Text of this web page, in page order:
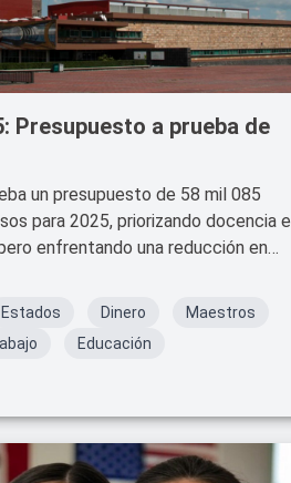
Presupuesto a prueba de
un presupuesto de 58 mil 085
para 2025, priorizando docencia e
enfrentando una reducción en
impactará a la comunidad
Estados Dinero
Maestros
Educación